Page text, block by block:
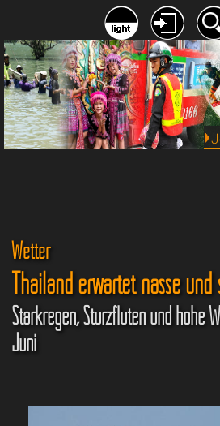
Wetter
Thailand erwartet nasse
Starkregen, Sturzfluten und hohe
Juni